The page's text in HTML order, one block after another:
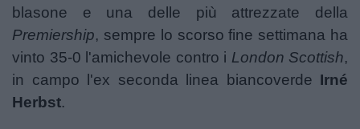
Mercato
Serie A Elite
Campionati
blasone e una delle più attrezzate della
Premiership, sempre lo scorso fine settimana ha
vinto 35-0 l'amichevole contro i London Scottish,
in campo l'ex seconda linea biancoverde Irné
Herbst.